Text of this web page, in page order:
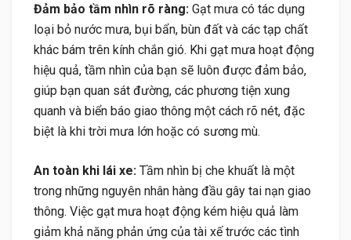
Đảm bảo tầm nhìn rõ ràng: Gạt mưa có tác dụng
loại bỏ nước mưa, bụi bẩn, bùn đất và các tạp chất
khác bám trên kính chắn gió. Khi gạt mưa hoạt động
hiệu quả, tầm nhìn của bạn sẽ luôn được đảm bảo,
giúp bạn quan sát đường, các phương tiện xung
quanh và biển báo giao thông một cách rõ nét, đặc
biệt là khi trời mưa lớn hoặc có sương mù.
An toàn khi lái xe: Tầm nhìn bị che khuất là một
trong những nguyên nhân hàng đầu gây tai nạn giao
thông. Việc gạt mưa hoạt động kém hiệu quả làm
giảm khả năng phản ứng của tài xế trước các tình